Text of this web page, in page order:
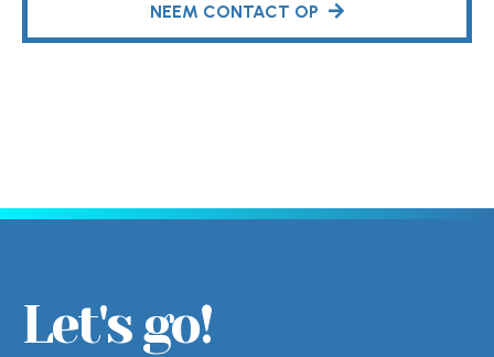
NEEM CONTACT OP
Let's go!